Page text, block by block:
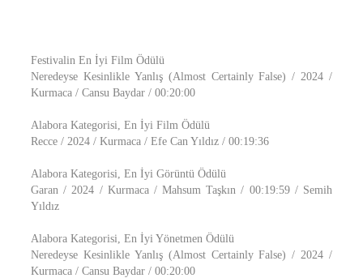
Festivalin En İyi Film Ödülü
Neredeyse Kesinlikle Yanlış (Almost Certainly False) / 2024 /
Kurmaca / Cansu Baydar / 00:20:00
Alabora Kategorisi, En İyi Film Ödülü
Recce / 2024 / Kurmaca / Efe Can Yıldız / 00:19:36
Alabora Kategorisi, En İyi Görüntü Ödülü
Garan / 2024 / Kurmaca / Mahsum Taşkın / 00:19:59 / Semih
Yıldız
Alabora Kategorisi, En İyi Yönetmen Ödülü
Neredeyse Kesinlikle Yanlış (Almost Certainly False) / 2024 /
Kurmaca / Cansu Baydar / 00:20:00